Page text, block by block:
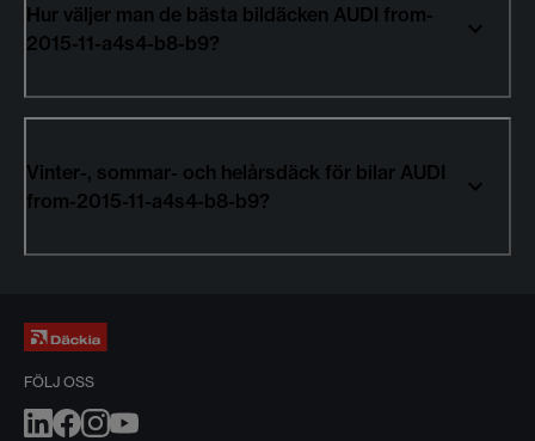
Hur väljer man de bästa bildäcken AUDI from-
2015-11-a4s4-b8-b9?
Vinter-, sommar- och helårsdäck för bilar AUDI
from-2015-11-a4s4-b8-b9?
FÖLJ OSS